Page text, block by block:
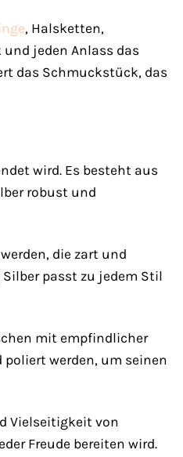
, Halsketten,
jeden Anlass das
das Schmuckstück, das
wird. Es besteht aus
robust und
die zart und
passt zu jedem Stil
mit empfindlicher
werden, um seinen
Vielseitigkeit von
Freude bereiten wird.